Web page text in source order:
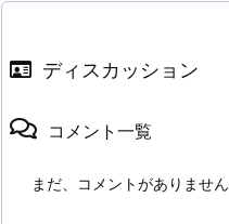
ディスカッション
コメント一覧
まだ、コメントがありません